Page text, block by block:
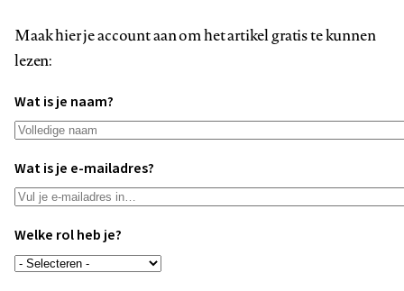
Maak hier je account aan om het artikel gratis te kunnen
lezen:
Wat is je naam?
Wat is je e-mailadres?
Welke rol heb je?